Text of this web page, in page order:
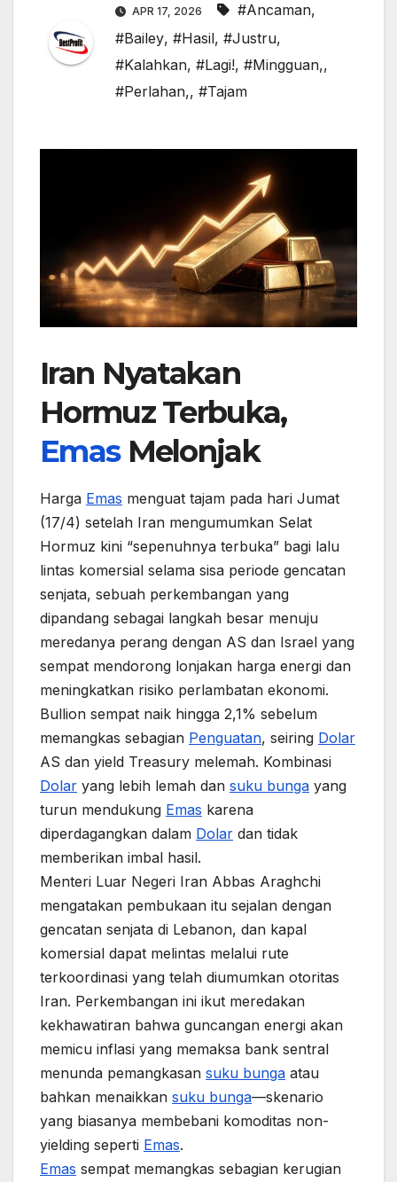
APR 17, 2026 #Ancaman,
#Bailey, #Hasil, #Justru,
#Kalahkan, #Lagi!, #Mingguan,,
#Perlahan,, #Tajam
Iran Nyatakan
Hormuz Terbuka,
EmasMelonjak
Harga Emas menguat tajam pada hari Jumat
(17/4) setelah Iran mengumumkan Selat
Hormuz kini “sepenuhnya terbuka” bagi lalu
lintas komersial selama sisa periode gencatan
senjata, sebuah perkembangan yang
dipandang sebagai langkah besar menuju
meredanya perang dengan AS dan Israel yang
sempat mendorong lonjakan harga energi dan
meningkatkan risiko perlambatan ekonomi.
Bullion sempat naik hingga 2,1% sebelum
memangkas sebagian Penguatan, seiring Dolar
AS dan yield Treasury melemah. Kombinasi
Dolar yang lebih lemah dan suku bunga yang
turun mendukung Emas karena
diperdagangkan dalam Dolar dan tidak
memberikan imbal hasil.
Menteri Luar Negeri Iran Abbas Araghchi
mengatakan pembukaan itu sejalan dengan
gencatan senjata di Lebanon, dan kapal
komersial dapat melintas melalui rute
terkoordinasi yang telah diumumkan otoritas
Iran. Perkembangan ini ikut meredakan
kekhawatiran bahwa guncangan energi akan
memicu inflasi yang memaksa bank sentral
menunda pemangkasan suku bunga atau
bahkan menaikkan suku bunga—skenario
yang biasanya membebani komoditas non-
yielding seperti Emas.
Emas sempat memangkas sebagian kerugian